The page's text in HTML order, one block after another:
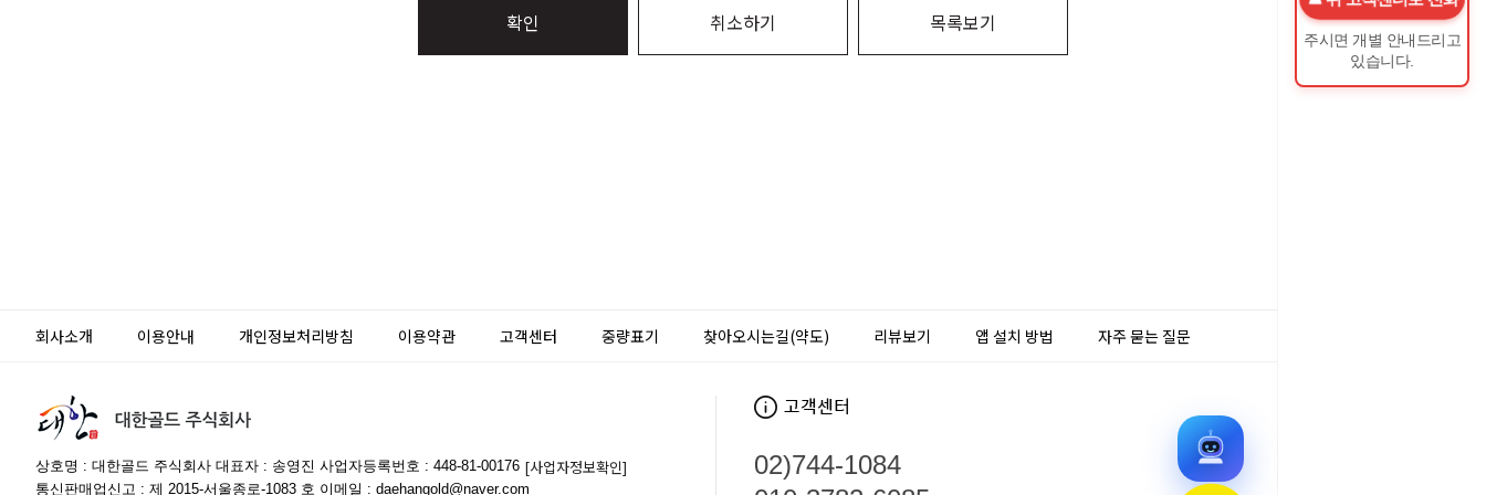
주시면 개별 안내드리고
있습니다.
확인 취소하기 목록보기
회사소개 이용안내 개인정보처리방침 이용약관 고객센터 중량표기 찾아오시는길(약도) 리뷰보기 앱 설치 방법 자주 묻는 질문
상호명 : 대한골드 주식회사 대표자 : 송영진 사업자등록번호 : 448-81-00176 [사업자정보확인]
통신판매업신고 : 제 2015-서울종로-1083 호 이메일 : daehangold@naver.com
02)744-1084